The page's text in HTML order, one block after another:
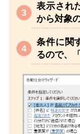
表示され
から対象
条件に関
るので、